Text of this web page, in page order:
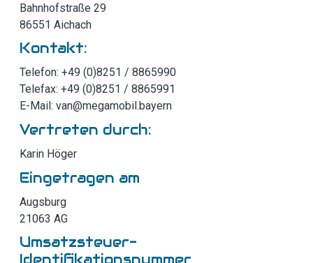
Bahnhofstraße 29
86551 Aichach
Kontakt:
Telefon: +49 (0)8251 / 8865990
Telefax: +49 (0)8251 / 8865991
E-Mail: van@megamobil.bayern
Vertreten durch:
Karin Höger
Eingetragen am
Augsburg
21063 AG
Umsatzsteuer-